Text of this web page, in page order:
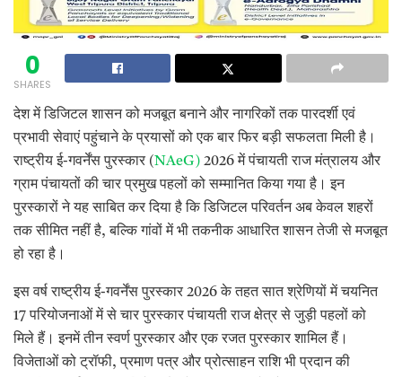
0
SHARES
देश में डिजिटल शासन को मजबूत बनाने और नागरिकों तक पारदर्शी एवं
प्रभावी सेवाएं पहुंचाने के प्रयासों को एक बार फिर बड़ी सफलता मिली है।
राष्ट्रीय ई-गवर्नेंस पुरस्कार (NAeG) 2026 में पंचायती राज मंत्रालय और
ग्राम पंचायतों की चार प्रमुख पहलों को सम्मानित किया गया है। इन
पुरस्कारों ने यह साबित कर दिया है कि डिजिटल परिवर्तन अब केवल शहरों
तक सीमित नहीं है, बल्कि गांवों में भी तकनीक आधारित शासन तेजी से मजबूत
हो रहा है।
इस वर्ष राष्ट्रीय ई-गवर्नेंस पुरस्कार 2026 के तहत सात श्रेणियों में चयनित
17 परियोजनाओं में से चार पुरस्कार पंचायती राज क्षेत्र से जुड़ी पहलों को
मिले हैं। इनमें तीन स्वर्ण पुरस्कार और एक रजत पुरस्कार शामिल हैं।
विजेताओं को ट्रॉफी, प्रमाण पत्र और प्रोत्साहन राशि भी प्रदान की